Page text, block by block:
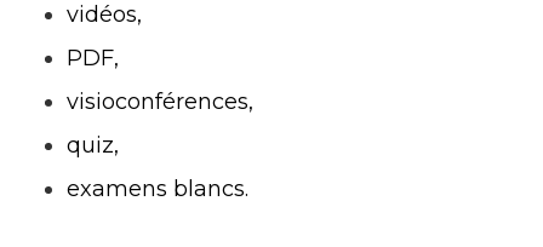
vidéos,
PDF,
visioconférences,
quiz,
examens blancs.